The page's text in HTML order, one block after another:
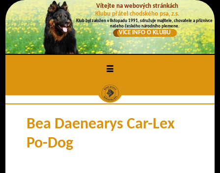
Vítejte na webových stránkách
Klubu přátel chodského psa, z.s.
Klub byl založen v listopadu 1991, sdružuje majitele, chovatele a příznivce
našeho českého národního plemene.
VÍCE INFO O KLUBU
≡
Bea Daenearys Car-Lex
Po-Dog